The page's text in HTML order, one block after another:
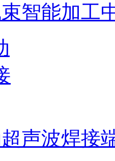
智能加工
声波焊接